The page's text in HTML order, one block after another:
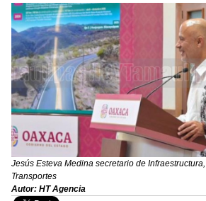
Jesús Esteva Medina secretario de
Transportes
Autor: HT Agencia